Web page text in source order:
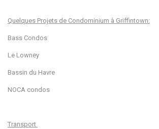
Quelques Projets de Condominium à Griffintown:
Bass Condos
Le Lowney
Bassin du Havre
NOCA condos
Transport